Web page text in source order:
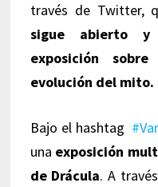
través de Twitter,
sigue abierto y
exposición
evolución del mito.
Bajo el hashtag
una exposición
de Drácula. A